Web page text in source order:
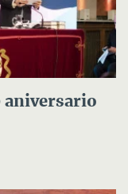
aniversario